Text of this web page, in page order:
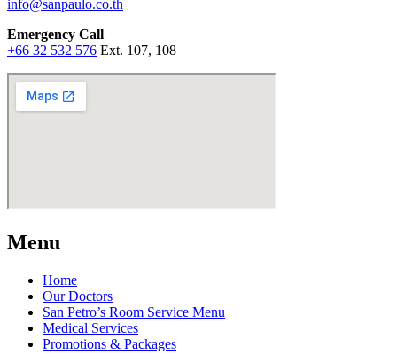
info@sanpaulo.co.th
Emergency Call
+66 32 532 576 Ext. 107, 108
Menu
Home
Our Doctors
San Petro’s Room Service Menu
Medical Services
Promotions & Packages